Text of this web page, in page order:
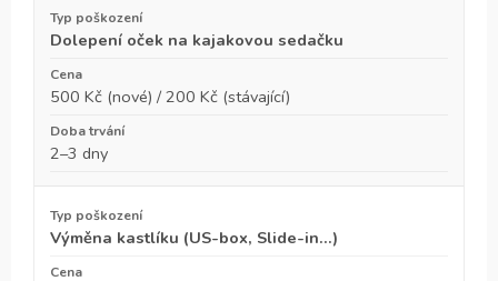
Dolepení oček na kajakovou sedačku
500 Kč (nové) / 200 Kč (stávající)
2–3 dny
Výměna kastlíku (US-box, Slide-in…)